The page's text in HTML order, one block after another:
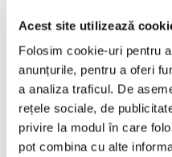
Acest site utilizează
Folosim cookie-uri pentru
anunțurile, pentru a oferi
a analiza traficul. De
rețele sociale, de
privire la modul în care
pot combina cu alte
Oscar Murillo,
Hew Locke,
1 Iulie 2026